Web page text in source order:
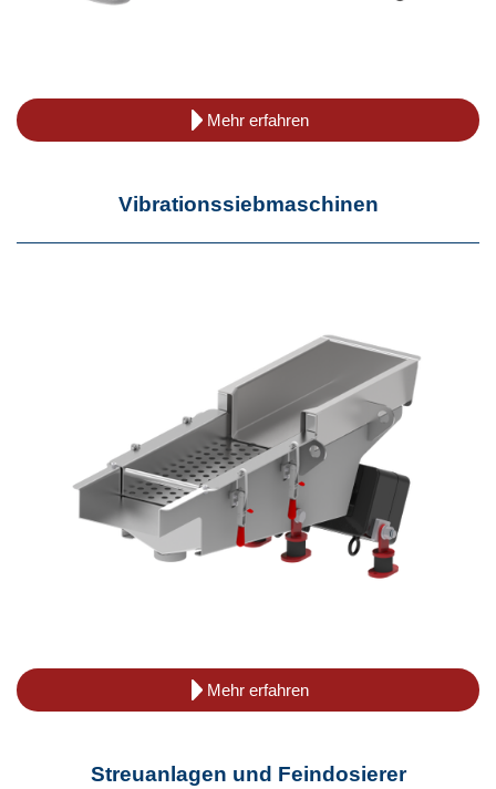
Mehr erfahren
Vibrationssiebmaschinen
Mehr erfahren
Streuanlagen und Feindosierer